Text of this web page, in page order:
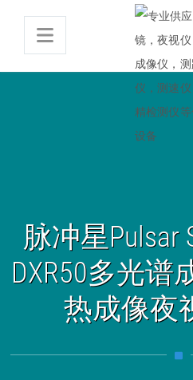
脉冲星Pulsar
DXR50多光谱
热成像夜